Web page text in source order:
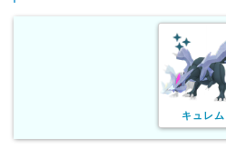
キュレム